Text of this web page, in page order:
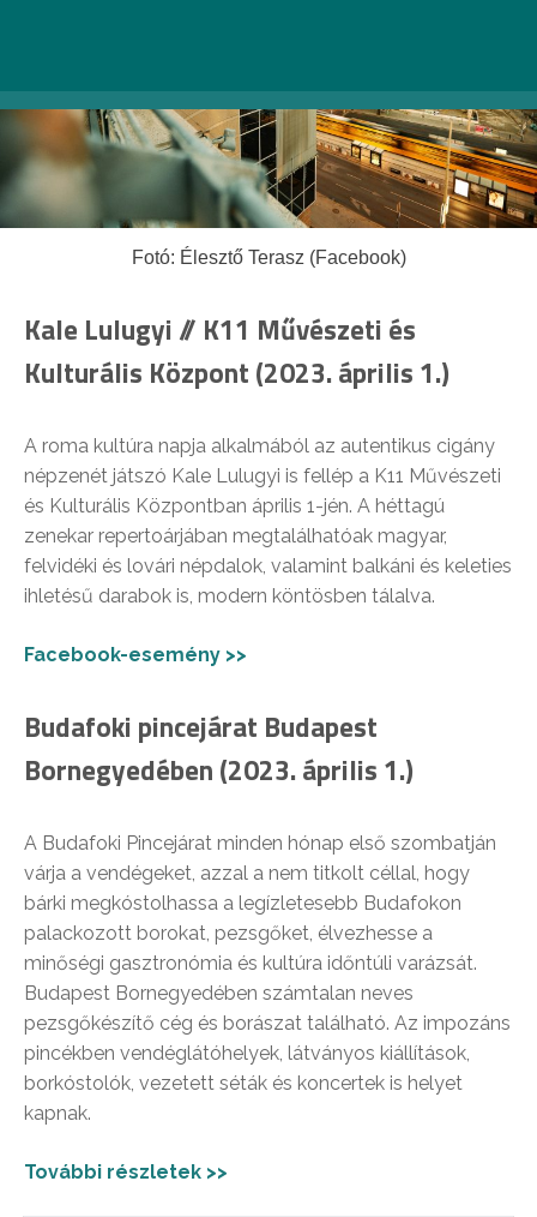
Fotó: Élesztő Terasz (Facebook)
Kale Lulugyi // K11 Művészeti és
Kulturális Központ (2023. április 1.)
A roma kultúra napja alkalmából az autentikus cigány
népzenét játszó Kale Lulugyi is fellép a K11 Művészeti
és Kulturális Központban április 1-jén. A héttagú
zenekar repertoárjában megtalálhatóak magyar,
felvidéki és lovári népdalok, valamint balkáni és keleties
ihletésű darabok is, modern köntösben tálalva.
Facebook-esemény >>
Budafoki pincejárat Budapest
Bornegyedében (2023. április 1.)
A Budafoki Pincejárat minden hónap első szombatján
várja a vendégeket, azzal a nem titkolt céllal, hogy
bárki megkóstolhassa a legízletesebb Budafokon
palackozott borokat, pezsgőket, élvezhesse a
minőségi gasztronómia és kultúra időntúli varázsát.
Budapest Bornegyedében számtalan neves
pezsgőkészítő cég és borászat található. Az impozáns
pincékben vendéglátóhelyek, látványos kiállítások,
borkóstolók, vezetett séták és koncertek is helyet
kapnak.
További részletek >>